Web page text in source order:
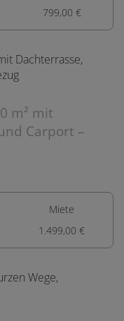
799,00 €
m² mit
Carport –
Miete
1.499,00 €